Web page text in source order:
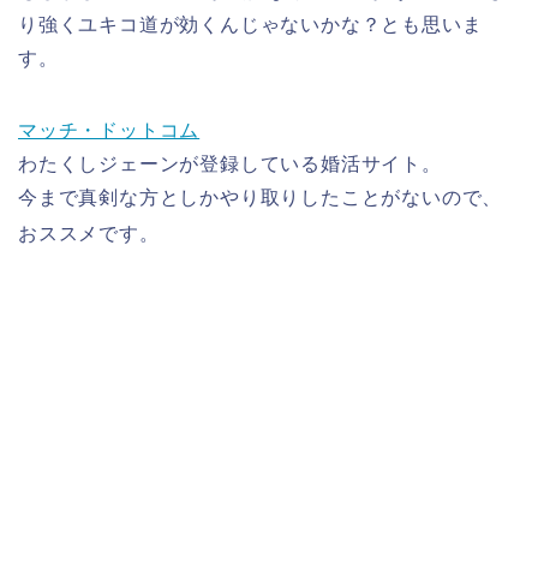
り強くユキコ道が効くんじゃないかな？とも思いま
す。
マッチ・ドットコム
わたくしジェーンが登録している婚活サイト。
今まで真剣な方としかやり取りしたことがないので、
おススメです。